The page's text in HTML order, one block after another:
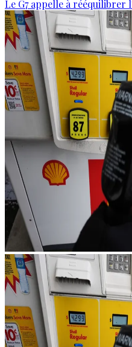
Le G7 appelle à rééquilibrer